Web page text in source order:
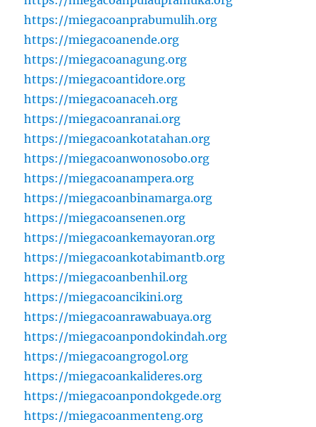
https://miegacoanprabumulih.org
https://miegacoanende.org
https://miegacoanagung.org
https://miegacoantidore.org
https://miegacoanaceh.org
https://miegacoanranai.org
https://miegacoankotatahan.org
https://miegacoanwonosobo.org
https://miegacoanampera.org
https://miegacoanbinamarga.org
https://miegacoansenen.org
https://miegacoankemayoran.org
https://miegacoankotabimantb.org
https://miegacoanbenhil.org
https://miegacoancikini.org
https://miegacoanrawabuaya.org
https://miegacoanpondokindah.org
https://miegacoangrogol.org
https://miegacoankalideres.org
https://miegacoanpondokgede.org
https://miegacoanmenteng.org